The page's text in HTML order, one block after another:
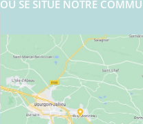
OÙ SE SITUE NOTRE